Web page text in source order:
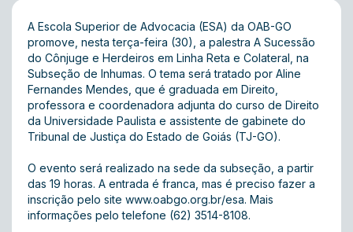
A Escola Superior de Advocacia (ESA) da OAB-GO
promove, nesta terça-feira (30), a palestra A Sucessão
do Cônjuge e Herdeiros em Linha Reta e Colateral, na
Subseção de Inhumas. O tema será tratado por Aline
Fernandes Mendes, que é graduada em Direito,
professora e coordenadora adjunta do curso de Direito
da Universidade Paulista e assistente de gabinete do
Tribunal de Justiça do Estado de Goiás (TJ-GO).
O evento será realizado na sede da subseção, a partir
das 19 horas. A entrada é franca, mas é preciso fazer a
inscrição pelo site www.oabgo.org.br/esa. Mais
informações pelo telefone (62) 3514-8108.